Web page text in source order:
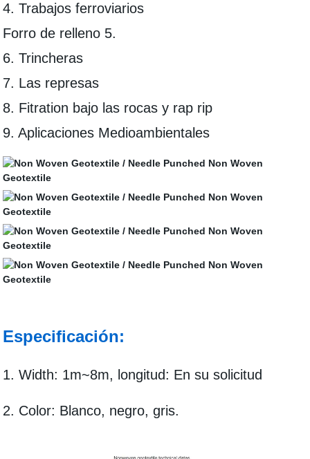
4. Trabajos ferroviarios
Forro de relleno 5.
6. Trincheras
7. Las represas
8. Fitration bajo las rocas y rap rip
9. Aplicaciones Medioambientales
Especificación:
1. Width: 1m~8m, longitud: En su solicitud
2. Color: Blanco, negro, gris.